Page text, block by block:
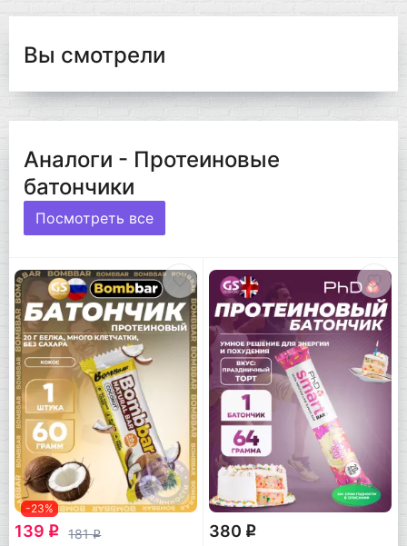
Вы смотрели
Аналоги - Протеиновые
батончики
Посмотреть все
-23%
139 q 181q 380 q